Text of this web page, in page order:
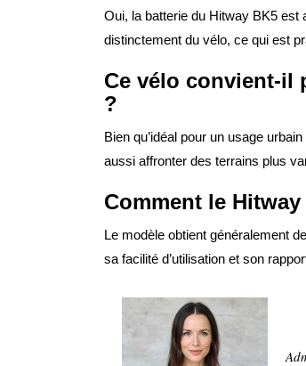
Oui, la batterie du Hitway BK5 est
distinctement du vélo, ce qui est
Ce vélo convient-il
?
Bien qu’idéal pour un usage
aussi affronter des terrains plus
Comment le
Le modèle obtient généralement
sa facilité d’utilisation et son